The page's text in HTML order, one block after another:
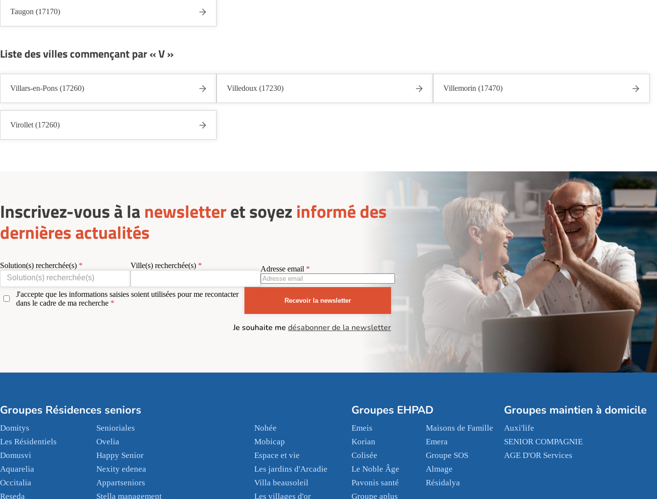
Taugon (17170)
Liste des villes commençant par « V »
Villars-en-Pons (17260) Villedoux (17230) Villemorin (17470)
Virollet (17260)
Inscrivez-vous à lanewsletteret soyez informé des
dernières actualités
Solution(s) recherchée(s) Ville(s) recherchée(s) Adresse email
J'accepte que les informations saisies soient utilisées pour me recontacter
dans le cadre de ma recherche
Recevoir la newsletter
Je souhaite me désabonner de la newsletter
Groupes Résidences seniors
Domitys Senioriales
Nohée
Les Résidentiels
Ovelia
Mobicap
Domusvi
Happy Senior
Espace et vie
Aquarelia
Nexity edenea
Les jardins d'Arcadie
Occitalia
Appartseniors
Villa beausoleil
Reseda
Stella management Les villages d'or
Groupes EHPAD
Emeis
Maisons de Famille
Korian
Emera
Colisée
Groupe SOS
Le Noble Âge
Almage
Pavonis santé
Résidalya
Groupe aplus
Groupes maintien à domicile
Auxi'life
SENIOR COMPAGNIE
AGE D'OR Services